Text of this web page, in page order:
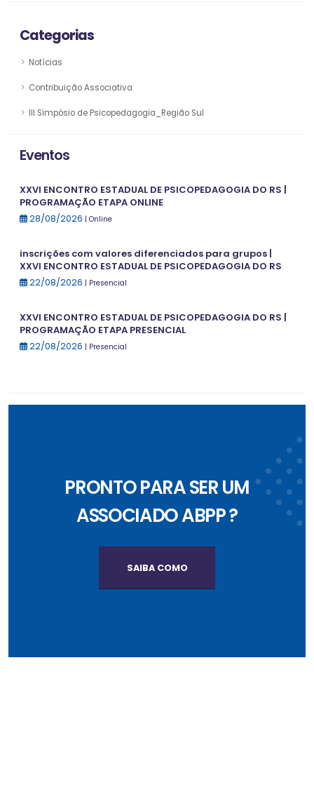
Categorias
Notícias
Contribuição Associativa
III Simpósio de Psicopedagogia_Região Sul
Eventos
XXVI ENCONTRO ESTADUAL DE PSICOPEDAGOGIA DO RS |
PROGRAMAÇÃO ETAPA ONLINE
28/08/2026 | Online
inscrições com valores diferenciados para grupos |
XXVI ENCONTRO ESTADUAL DE PSICOPEDAGOGIA DO RS
22/08/2026 | Presencial
XXVI ENCONTRO ESTADUAL DE PSICOPEDAGOGIA DO RS |
PROGRAMAÇÃO ETAPA PRESENCIAL
22/08/2026 | Presencial
PRONTO PARA SER UM
ASSOCIADO ABPP ?
SAIBA COMO